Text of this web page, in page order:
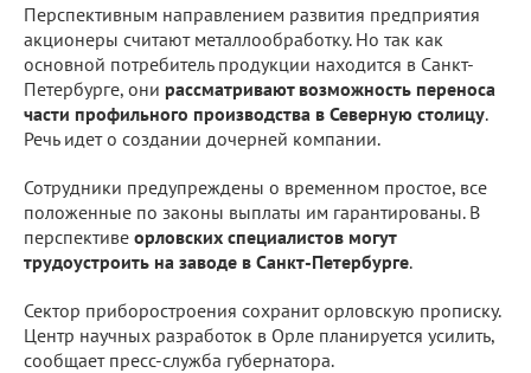
Перспективным направлением развития предприятия
акционеры считают металлообработку. Но так как
основной потребитель продукции находится в Санкт-
Петербурге, они рассматривают возможность переноса
части профильного производства в Северную столицу.
Речь идет о создании дочерней компании.
Сотрудники предупреждены о временном простое, все
положенные по законы выплаты им гарантированы. В
перспективе орловских специалистов могут
трудоустроить на заводе в Санкт-Петербурге.
Сектор приборостроения сохранит орловскую прописку.
Центр научных разработок в Орле планируется усилить,
сообщает пресс-служба губернатора.